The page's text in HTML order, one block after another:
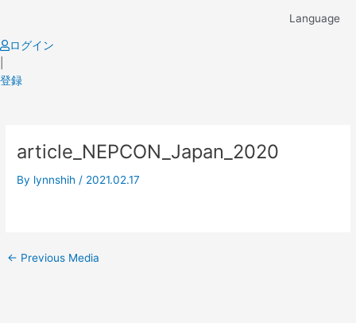
content
Language
ログイン
登録
article_NEPCON_Japan_2020
By lynnshih / 2021.02.17
navigation
← Previous Media